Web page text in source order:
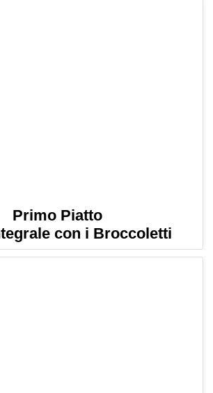
Primo Piatto
con i Broccoletti